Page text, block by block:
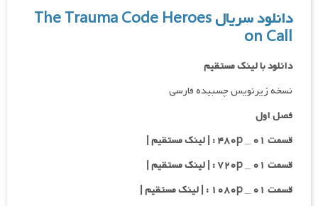
دانلود سریال The Trauma Code Heroes
on Call
دانلود با لینک مستقیم
نسخه زیرنویس چسبیده فارسی
فصل اول
قسمت ۰۱ _ ۴۸۰p : | لینک مستقیم |
قسمت ۰۱ _ ۷۲۰p : | لینک مستقیم |
قسمت ۰۱ _ ۱۰۸۰p : | لینک مستقیم |